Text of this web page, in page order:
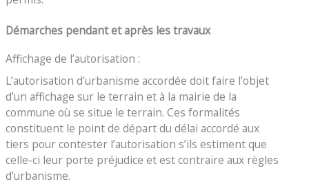
Démarches pendant et après les travaux
Affichage de l’autorisation :
L’autorisation d’urbanisme accordée doit faire l’objet
d’un affichage sur le terrain et à la mairie de la
commune où se situe le terrain. Ces formalités
constituent le point de départ du délai accordé aux
tiers pour contester l’autorisation s’ils estiment que
celle-ci leur porte préjudice et est contraire aux règles
d’urbanisme.